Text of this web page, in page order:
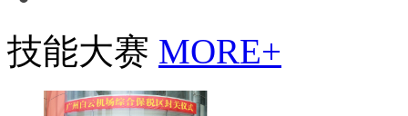
技能大赛 MORE+